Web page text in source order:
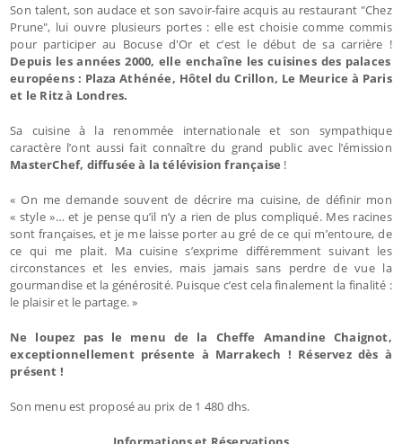
Son talent, son audace et son savoir-faire acquis au restaurant "Chez
Prune", lui ouvre plusieurs portes : elle est choisie comme commis
pour participer au Bocuse d'Or et c’est le début de sa carrière !
Depuis les années 2000, elle enchaîne les cuisines des palaces
européens : Plaza Athénée, Hôtel du Crillon, Le Meurice à Paris
et le Ritz à Londres.
Sa cuisine à la renommée internationale et son sympathique
caractère l’ont aussi fait connaître du grand public avec l’émission
MasterChef, diffusée à la télévision française !
« On me demande souvent de décrire ma cuisine, de définir mon
« style »… et je pense qu’il n’y a rien de plus compliqué. Mes racines
sont françaises, et je me laisse porter au gré de ce qui m’entoure, de
ce qui me plait. Ma cuisine s’exprime différemment suivant les
circonstances et les envies, mais jamais sans perdre de vue la
gourmandise et la générosité. Puisque c’est cela finalement la finalité :
le plaisir et le partage. »
Ne loupez pas le menu de la Cheffe Amandine Chaignot,
exceptionnellement présente à Marrakech ! Réservez dès à
présent !
Son menu est proposé au prix de 1 480 dhs.